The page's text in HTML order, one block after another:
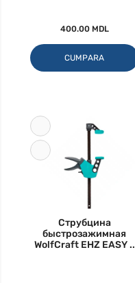
400.00 MDL
CUMPARA
Струбцина
быстрозажимная
WolfCraft EHZ EASY ..